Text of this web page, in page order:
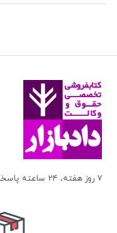
۷ روز هفته، ۲۴ ساعته پاسخگوی شما هستیم